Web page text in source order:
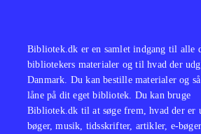
Bibliotek.dk er en samlet indgang til alle
bibliotekers materialer og til hvad der
Danmark. Du kan bestille materialer og
låne på dit eget bibliotek. Du kan bruge
Bibliotek.dk til at søge frem, hvad der er
bøger, musik, tidsskrifter, artikler, e-